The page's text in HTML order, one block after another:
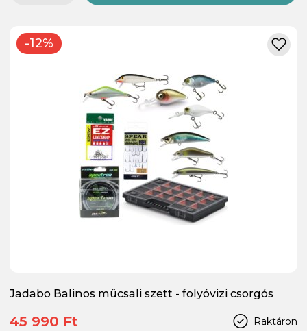
-12%
Jadabo Balinos műcsali szett - folyóvizi csorgós
Raktáron
45 990 Ft